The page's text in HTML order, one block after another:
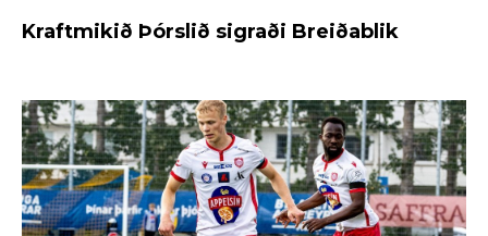
Kraftmikið Þórslið sigraði Breiðablik